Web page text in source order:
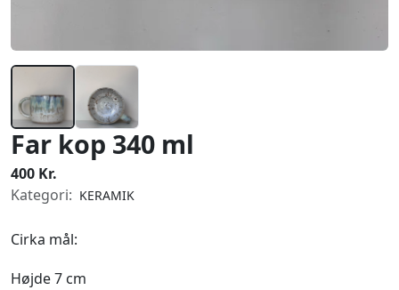
Far kop 340 ml
400 Kr.
Kategori: KERAMIK
Cirka mål:
Højde 7 cm